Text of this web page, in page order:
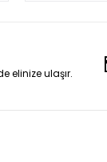
elinize ulaşır.